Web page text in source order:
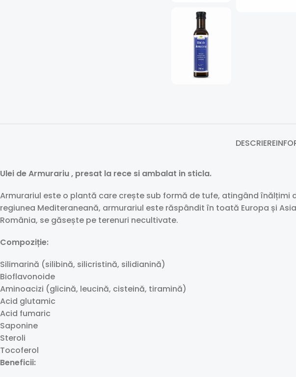
DESCRIERE
Ulei de Armurariu , presat la rece si ambalat in sticla.
Armurariul este o plantă care crește sub formă de tufe, atingând înălțimi
regiunea Mediteraneană, armurariul este răspândit în toată Europa și
România, se găsește pe terenuri necultivate.
Compoziție:
Silimarină (silibină, silicristină, silidianină)
Bioflavonoide
Aminoacizi (glicină, leucină, cisteină, tiramină)
Acid glutamic
Acid fumaric
Saponine
Steroli
Tocoferol
Beneficii: